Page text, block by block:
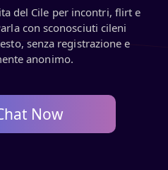
del Cile per incontri, flirt e
con sconosciuti cileni
senza registrazione e
anonimo.
Now